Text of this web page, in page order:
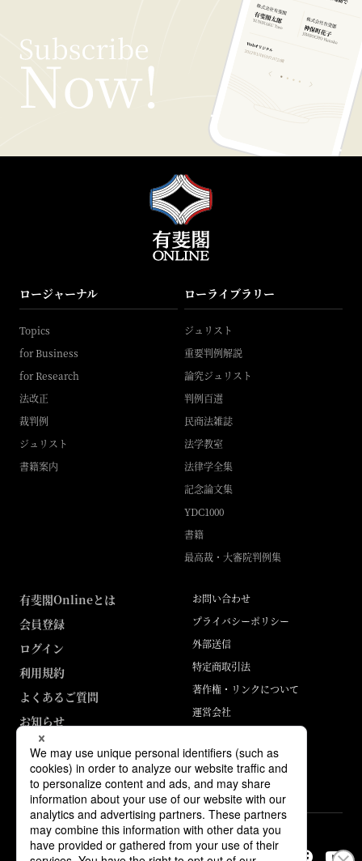
ロージャーナル
Topics
for Business
for Research
法改正
裁判例
ジュリスト
書籍案内
ローライブラリー
ジュリスト
重要判例解説
論究ジュリスト
判例百選
民商法雑誌
法学教室
法律学全集
記念論文集
YDC1000
書籍
最高裁・大審院判例集
有斐閣Onlineとは
会員登録
ログイン
利用規約
よくあるご質問
お知らせ
お問い合わせ
プライバシーポリシー
外部送信
特定商取引法
著作権・リンクについて
運営会社